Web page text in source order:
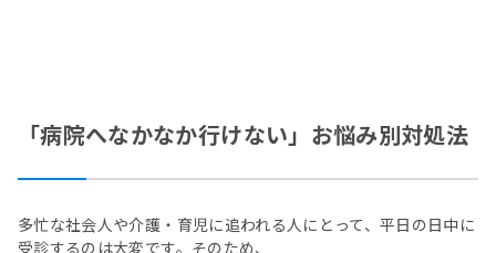
「病院へなかなか行けない」お悩み別対処法
多忙な社会人や介護・育児に追われる人にとって、平日の日中に
受診するのは大変です。そのため、